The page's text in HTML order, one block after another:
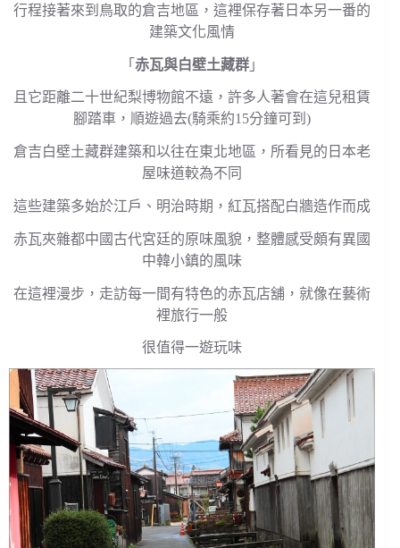
行程接著來到鳥取的倉吉地區，這裡保存著日本另一番的
建築文化風情
「赤瓦與白壁土藏群 」
且它距離二十世紀梨博物館不遠，許多人著會在這兒租賃
腳踏車，順遊過去(騎乘約15分鐘可到)
倉吉白壁土藏群建築和以往在東北地區，所看見的日本老
屋味道較為不同
這些建築多始於江戶、明治時期，紅瓦搭配白牆造作而成
赤瓦夾雜都中國古代宮廷的原味風貌，整體感受頗有異國
中韓小鎮的風味
在這裡漫步，走訪每一間有特色的赤瓦店舖，就像在藝術
裡旅行一般
很值得一遊玩味